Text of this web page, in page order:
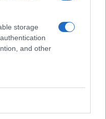
storage
and other